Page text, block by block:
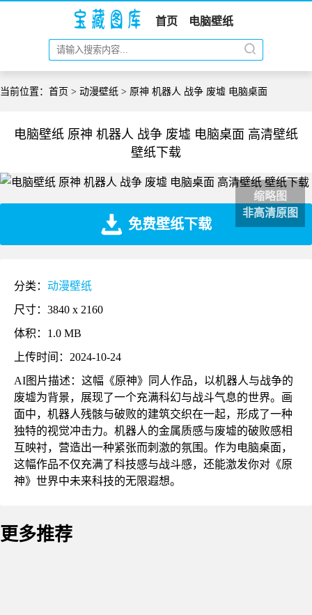
首页 电脑壁纸
当前位置： 首页 > 动漫壁纸 > 原神 机器人 战争 废墟 电脑桌面
电脑壁纸 原神 机器人 战争 废墟 电脑桌面 高清壁纸
壁纸下载
缩略图
非高清原图
免费壁纸下载
分类： 动漫壁纸
尺寸：3840 x 2160
体积：1.0 MB
上传时间：2024-10-24
AI图片描述：这幅《原神》同人作品，以机器人与战争的
废墟为背景，展现了一个充满科幻与战斗气息的世界。画
面中，机器人残骸与破败的建筑交织在一起，形成了一种
独特的视觉冲击力。机器人的金属质感与废墟的破败感相
互映衬，营造出一种紧张而刺激的氛围。作为电脑桌面，
这幅作品不仅充满了科技感与战斗感，还能激发你对《原
神》世界中未来科技的无限遐想。
更多推荐